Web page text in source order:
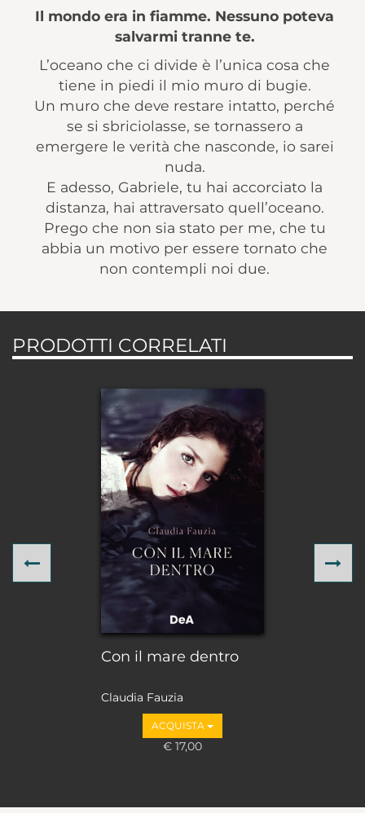
Il mondo era in fiamme. Nessuno poteva
salvarmi tranne te.
L’oceano che ci divide è l’unica cosa che
tiene in piedi il mio muro di bugie.
Un muro che deve restare intatto, perché
se si sbriciolasse, se tornassero a
emergere le verità che nasconde, io sarei
nuda.
E adesso, Gabriele, tu hai accorciato la
distanza, hai attraversato quell’oceano.
Prego che non sia stato per me, che tu
abbia un motivo per essere tornato che
non contempli noi due.
PRODOTTI CORRELATI
Con il mare dentro
Claudia Fauzia
ACQUISTA
€ 17,00
Previous